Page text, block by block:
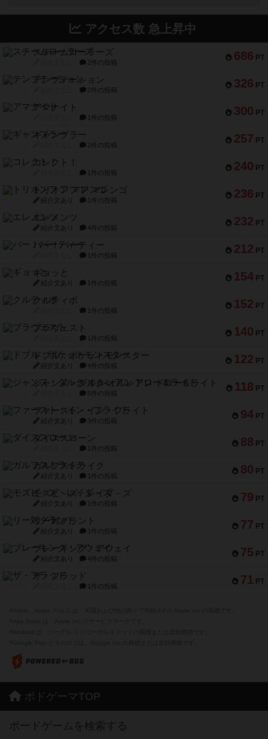
アクセス数 急上昇中
686 PT
スチームローラーズ
2件の投稿
326 PT
テンプテーション
2件の投稿
300 PT
アマナイト
1件の投稿
257 PT
ギャンブラー
2件の投稿
240 PT
コレクト！
1件の投稿
236 PT
トリオンフ ア マレンゴ
紹介文あり 1件の投稿
232 PT
エレメンツ
紹介文あり 4件の投稿
212 PT
バー！パーティー
1件の投稿
154 PT
ギョッと
紹介文あり 1件の投稿
152 PT
クルティボ
1件の投稿
140 PT
ブラヴェスト
1件の投稿
122 PT
ドブル：ポケットモンスター
紹介文あり 4件の投稿
118 PT
ジャンヌ・ダルク-オルレアン ドロー＆ライト
5件の投稿
94 PT
ファースト・イン・フライト
紹介文あり 3件の投稿
88 PT
ダイススローン
1件の投稿
80 PT
ガルフストライク
紹介文あり 1件の投稿
79 PT
モズビ－ズ・レイダ－ズ
紹介文あり 1件の投稿
77 PT
リー対グラント
紹介文あり 1件の投稿
75 PT
ブレーキング・アウェイ
紹介文あり 4件の投稿
71 PT
ザ・フラッド
1件の投稿
ボドゲーマTOP
ボードゲームを検索する